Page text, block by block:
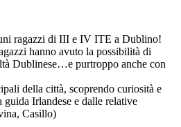
ragazzi di III e IV ITE a Dublino!
hanno avuto la possibilità di
Dublinese…e purtroppo anche con
della città, scoprendo curiosità e
guida Irlandese e dalle relative
Casillo)